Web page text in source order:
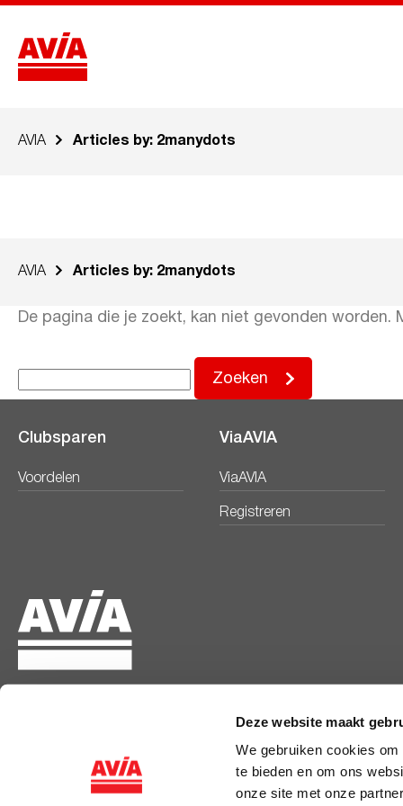
Deze website maakt
We gebruiken cookies
te bieden en om ons
onze site met onze
AVIA Articles by: 2manydots
AVIA Articles by: 2manydots
De pagina die je zoekt, kan niet gevonden
Zoek
naar:
Zoeken
Clubsparen
Voordelen
ViaAVIA
ViaAVIA
Registreren
© 2026 Coöperatie AVIA Nederland U.A.